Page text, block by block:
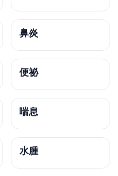
鼻炎
便祕
喘息
水腫